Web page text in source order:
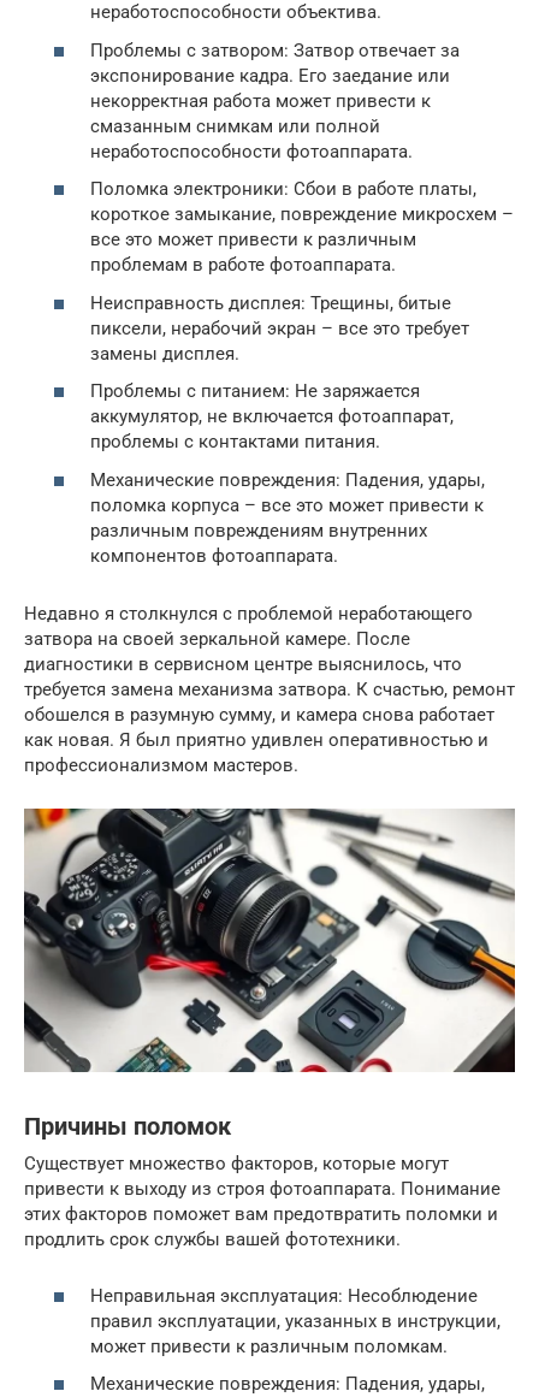
неработоспособности объектива.
Проблемы с затвором: Затвор отвечает за
экспонирование кадра. Его заедание или
некорректная работа может привести к
смазанным снимкам или полной
неработоспособности фотоаппарата.
Поломка электроники: Сбои в работе платы,
короткое замыкание, повреждение микросхем –
все это может привести к различным
проблемам в работе фотоаппарата.
Неисправность дисплея: Трещины, битые
пиксели, нерабочий экран – все это требует
замены дисплея.
Проблемы с питанием: Не заряжается
аккумулятор, не включается фотоаппарат,
проблемы с контактами питания.
Механические повреждения: Падения, удары,
поломка корпуса – все это может привести к
различным повреждениям внутренних
компонентов фотоаппарата.
Недавно я столкнулся с проблемой неработающего
затвора на своей зеркальной камере. После
диагностики в сервисном центре выяснилось, что
требуется замена механизма затвора. К счастью, ремонт
обошелся в разумную сумму, и камера снова работает
как новая. Я был приятно удивлен оперативностью и
профессионализмом мастеров.
Причины поломок
Существует множество факторов, которые могут
привести к выходу из строя фотоаппарата. Понимание
этих факторов поможет вам предотвратить поломки и
продлить срок службы вашей фототехники.
Неправильная эксплуатация: Несоблюдение
правил эксплуатации, указанных в инструкции,
может привести к различным поломкам.
Механические повреждения: Падения, удары,